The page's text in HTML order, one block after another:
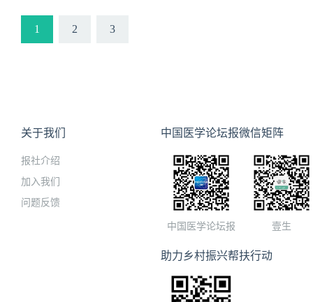
1 2 3
关于我们
报社介绍
加入我们
问题反馈
中国医学论坛报微信矩阵
中国医学论坛报 壹生
助力乡村振兴帮扶行动